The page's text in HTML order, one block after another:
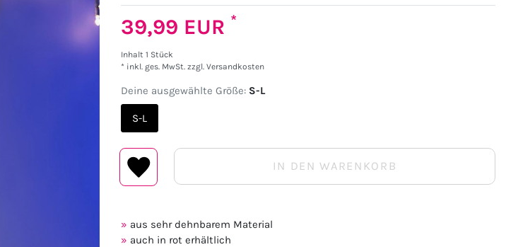
39,99 EUR *
Inhalt 1 Stück
* inkl. ges. MwSt. zzgl. Versandkosten
Deine ausgewählte Größe: S-L
S-L
IN DEN WARENKORB
aus sehr dehnbarem Material
auch in rot erhältlich